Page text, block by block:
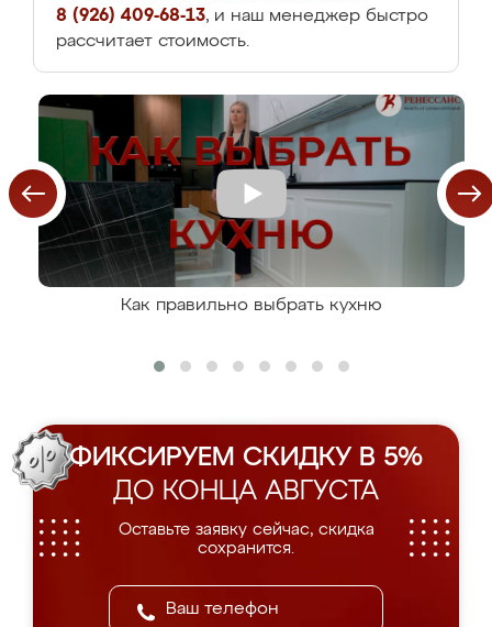
8 (926) 409-68-13, и наш менеджер быстро
рассчитает стоимость.
Как правильно выбрать кухню
ФИКСИРУЕМ СКИДКУ В 5%
ДО КОНЦА АВГУСТА
Оставьте заявку сейчас, скидка
сохранится.